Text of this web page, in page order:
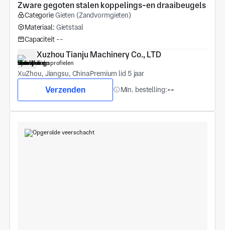
Zware gegoten stalen koppelings-en draaibeugels
CategorieGieten (Zandvormgieten)
Materiaal: Gietstaal
Capaciteit --
Xuzhou Tianju Machinery Co., LTD
XuZhou, Jiangsu, ChinaPremium lid 5 jaar
Verzenden Min. bestelling:--